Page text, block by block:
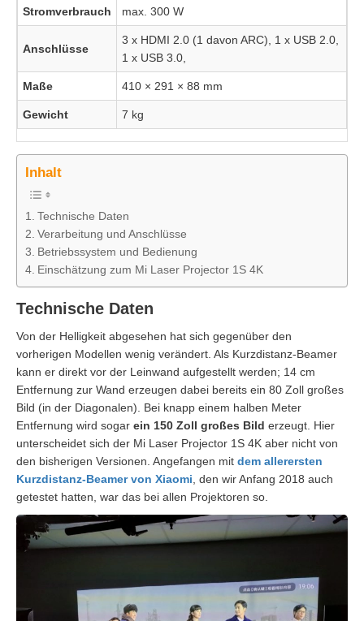
Stromverbrauch max. 300 W
Anschlüsse
3 x HDMI 2.0 (1 davon ARC), 1 x USB 2.0,
1 x USB 3.0,
Maße 410 × 291 × 88 mm
Gewicht 7 kg
Inhalt
Technische Daten
Verarbeitung und Anschlüsse
Betriebssystem und Bedienung
Einschätzung zum Mi Laser Projector 1S 4K
Technische Daten
Von der Helligkeit abgesehen hat sich gegenüber den
vorherigen Modellen wenig verändert. Als Kurzdistanz-Beamer
kann er direkt vor der Leinwand aufgestellt werden; 14 cm
Entfernung zur Wand erzeugen dabei bereits ein 80 Zoll großes
Bild (in der Diagonalen). Bei knapp einem halben Meter
Entfernung wird sogar ein 150 Zoll großes Bild erzeugt. Hier
unterscheidet sich der Mi Laser Projector 1S 4K aber nicht von
den bisherigen Versionen. Angefangen mit dem allerersten
Kurzdistanz-Beamer von Xiaomi , den wir Anfang 2018 auch
getestet hatten, war das bei allen Projektoren so.